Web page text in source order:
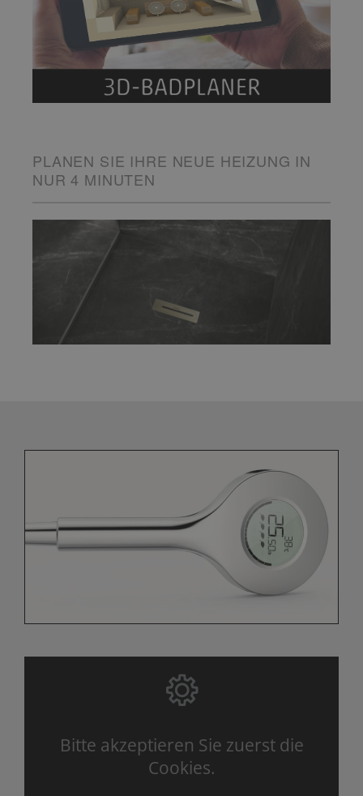
PLANEN SIE IHRE NEUE HEIZUNG IN
NUR 4 MINUTEN
Bitte akzeptieren Sie zuerst die
Cookies.